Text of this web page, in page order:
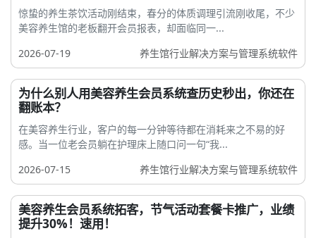
惊蛰的养生茶饮活动刚结束，春分的体质调理引流刚收尾，不少
美容养生馆的老板翻开会员报表，却面临同一...
2026-07-19
养生馆行业解决方案与管理系统软件
为什么别人用美容养生会员系统查历史秒出，你还在
翻账本？
在美容养生行业，客户的每一分钟等待都在消耗来之不易的好
感。当一位老会员躺在护理床上随口问一句“我...
2026-07-15
养生馆行业解决方案与管理系统软件
美容养生会员系统拓客，节气活动套餐卡推广，业绩
提升30%！速用！